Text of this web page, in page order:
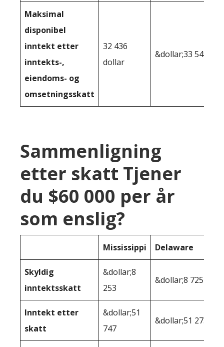
Maksimal
disponibel
inntekt etter
inntekts-,
eiendoms- og
omsetningsskatt
32 436
dollar
&dollar;33 549
Sammenligning
etter skatt Tjener
du $60 000 per år
som enslig?
Mississippi Delaware
Skyldig
inntektsskatt
&dollar;8
253
&dollar;8 725
Inntekt etter
skatt
&dollar;51
747
&dollar;51 275